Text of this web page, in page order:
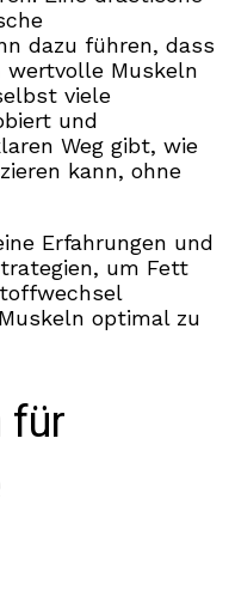
dazu führen, dass
Muskeln
viele
und
Weg gibt, wie
kann, ohne
Erfahrungen und
um Fett
optimal zu
für